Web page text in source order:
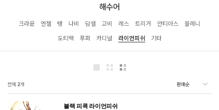
해수어
크라운 엔젤 탱 나비 담셀 고비 레스 트리거 안티아스
블레니
도티백
푸퍼 카디널 라이언피쉬 기타
전체 2개
블랙 피콕 라이언피쉬